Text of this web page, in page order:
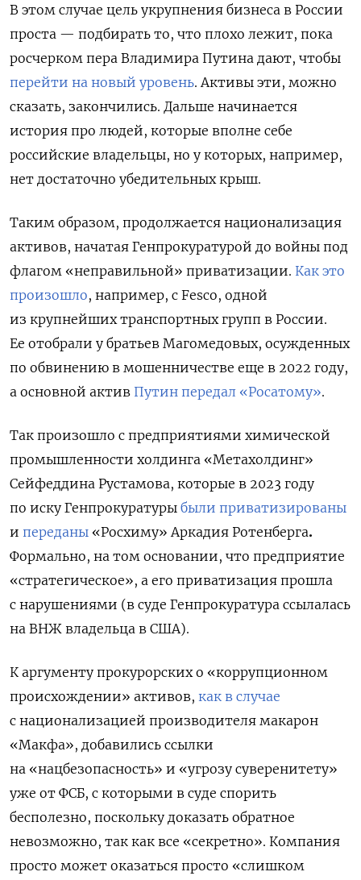
В этом случае цель укрупнения бизнеса в России
проста — подбирать то, что плохо лежит, пока
росчерком пера Владимира Путина дают, чтобы
перейти на новый уровень. Активы эти, можно
сказать, закончились. Дальше начинается
история про людей, которые вполне себе
российские владельцы, но у которых, например,
нет достаточно убедительных крыш.
Таким образом, продолжается национализация
активов, начатая Генпрокуратурой до войны под
флагом «неправильной» приватизации. Как это
произошло, например, с Fesco, одной
из крупнейших транспортных групп в России.
Ее отобрали у братьев Магомедовых, осужденных
по обвинению в мошенничестве еще в 2022 году,
а основной актив Путин передал «Росатому».
Так произошло с предприятиями химической
промышленности холдинга «Метахолдинг»
Сейфеддина Рустамова, которые в 2023 году
по иску Генпрокуратуры были приватизированы
и переданы «Росхиму» Аркадия Ротенберга.
Формально, на том основании, что предприятие
«стратегическое», а его приватизация прошла
с нарушениями (в суде Генпрокуратура ссылалась
на ВНЖ владельца в США).
К аргументу прокурорских о «коррупционном
происхождении» активов, как в случае
с национализацией производителя макарон
«Макфа», добавились ссылки
на «нацбезопасность» и «угрозу суверенитету»
уже от ФСБ, с которыми в суде спорить
бесполезно, поскольку доказать обратное
невозможно, так как все «секретно». Компания
просто может оказаться просто «слишком